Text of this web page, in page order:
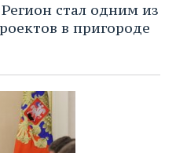
стал одним из
в пригороде